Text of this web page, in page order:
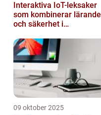
Interaktiva IoT-leksaker
som kombinerar lärande
och säkerhet i
09 oktober 2025